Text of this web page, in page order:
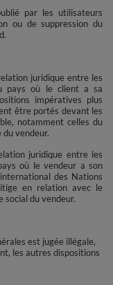
par les utilisateurs
ou de suppression du
juridique entre les
pays où le client a sa
impératives plus
être portés devant les
notamment celles du
du vendeur.
juridique entre les
où le vendeur a son
des Nations
en relation avec le
social du vendeur.
est jugée illégale,
les autres dispositions